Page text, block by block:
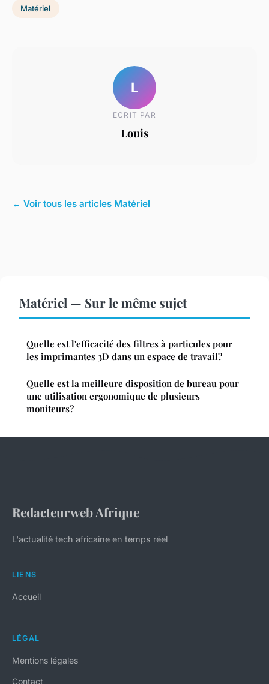
Matériel
L
ECRIT PAR
Louis
← Voir tous les articles Matériel
Matériel — Sur le même sujet
Quelle est l'efficacité des filtres à particules pour
les imprimantes 3D dans un espace de travail?
Quelle est la meilleure disposition de bureau pour
une utilisation ergonomique de plusieurs
moniteurs?
Redacteurweb Afrique
L'actualité tech africaine en temps réel
LIENS
Accueil
LÉGAL
Mentions légales
Contact